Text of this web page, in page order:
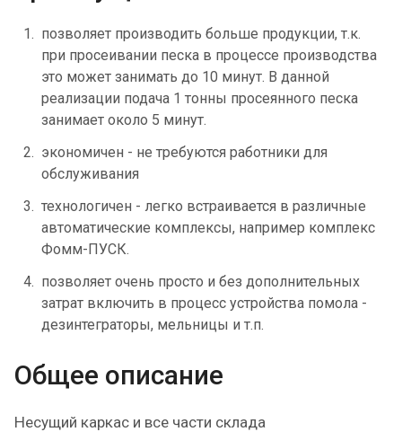
позволяет производить больше продукции, т.к.
при просеивании песка в процессе производства
это может занимать до 10 минут. В данной
реализации подача 1 тонны просеянного песка
занимает около 5 минут.
экономичен - не требуются работники для
обслуживания
технологичен - легко встраивается в различные
автоматические комплексы, например комплекс
Фомм-ПУСК.
позволяет очень просто и без дополнительных
затрат включить в процесс устройства помола -
дезинтеграторы, мельницы и т.п.
Общее описание
Несущий каркас и все части склада